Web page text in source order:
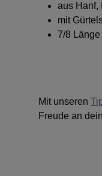
aus Hanf,
mit
7/8 Länge
Mit unseren
Freude an